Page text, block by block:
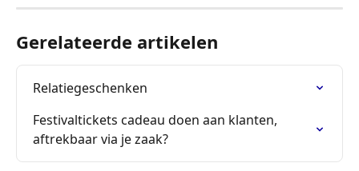
Gerelateerde artikelen
Relatiegeschenken
Festivaltickets cadeau doen aan klanten,
aftrekbaar via je zaak?